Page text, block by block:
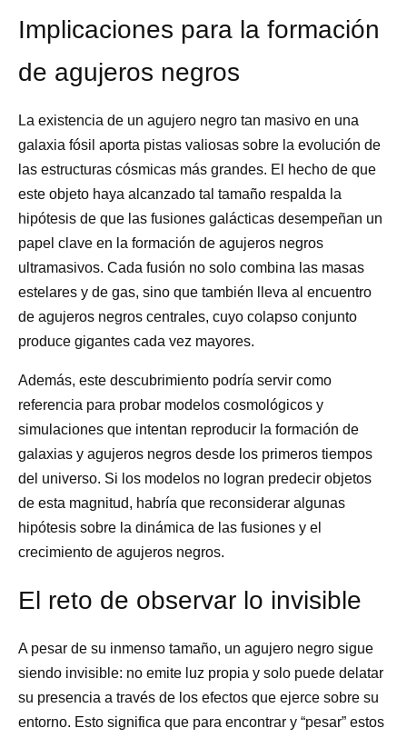
Implicaciones para la formación
de agujeros negros
La existencia de un agujero negro tan masivo en una
galaxia fósil aporta pistas valiosas sobre la evolución de
las estructuras cósmicas más grandes. El hecho de que
este objeto haya alcanzado tal tamaño respalda la
hipótesis de que las fusiones galácticas desempeñan un
papel clave en la formación de agujeros negros
ultramasivos. Cada fusión no solo combina las masas
estelares y de gas, sino que también lleva al encuentro
de agujeros negros centrales, cuyo colapso conjunto
produce gigantes cada vez mayores.
Además, este descubrimiento podría servir como
referencia para probar modelos cosmológicos y
simulaciones que intentan reproducir la formación de
galaxias y agujeros negros desde los primeros tiempos
del universo. Si los modelos no logran predecir objetos
de esta magnitud, habría que reconsiderar algunas
hipótesis sobre la dinámica de las fusiones y el
crecimiento de agujeros negros.
El reto de observar lo invisible
A pesar de su inmenso tamaño, un agujero negro sigue
siendo invisible: no emite luz propia y solo puede delatar
su presencia a través de los efectos que ejerce sobre su
entorno. Esto significa que para encontrar y “pesar” estos